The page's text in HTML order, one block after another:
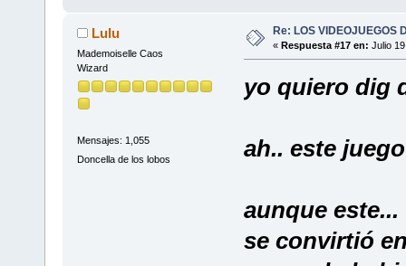
Lulu
Mademoiselle Caos
Wizard
Mensajes: 1,055
Doncella de los lobos
Re: LOS VIDEOJUEGOS
« Respuesta #17 en: Julio
yo quiero dig
ah.. este
aunque este...
se convirtió